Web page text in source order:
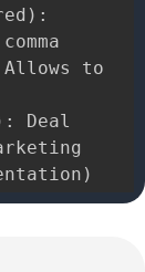
to
Deal
for